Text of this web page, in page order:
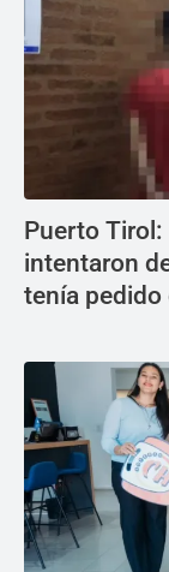
Puerto
intentaron
tenía pedido